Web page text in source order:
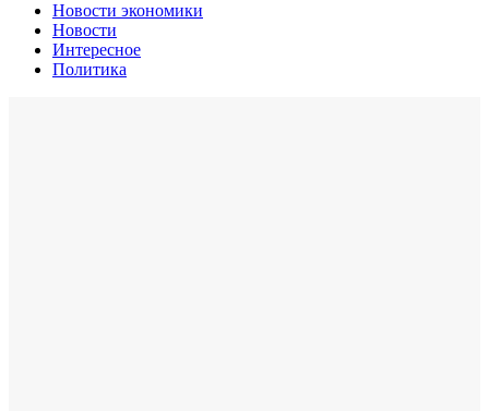
Новости экономики
Новости
Интересное
Политика